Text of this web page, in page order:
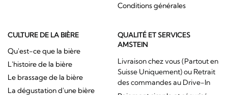
Conditions générales
CULTURE DE LA BIÈRE
Qu'est-ce que la bière
L'histoire de la bière
Le brassage de la bière
La dégustation d'une bière
QUALITÉ ET SERVICES
AMSTEIN
Livraison chez vous (Partout en
Suisse Uniquement) ou Retrait
des commandes au Drive-In